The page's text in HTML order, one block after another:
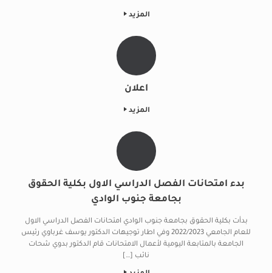
المزيد
اعلان
المزيد
بدء امتحانات الفصل الدراسي الاول بكلية الحقوق
بجامعة جنوب الوادي
بدأت بكلية الحقوق بجامعة جنوب الوادي امتحانات الفصل الدراسي الاول
للعام الجامعي 2022/2023 وفي اطار توجيهات الدكتور يوسف غرباوي رئيس
الجامعة بالمتابعة اليومية لأعمال الامتحانات قام الدكتور بدوي شحات
نائب […]